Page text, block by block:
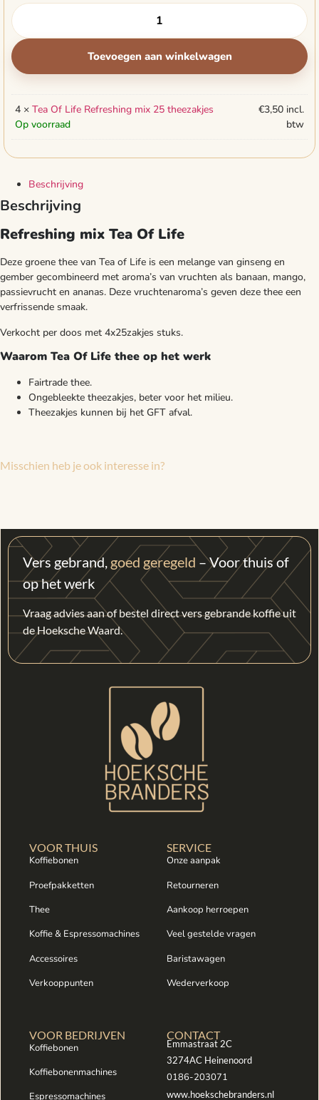
Toevoegen aan winkelwagen
4 × Tea Of Life Refreshing mix 25 theezakjes
Op voorraad
€3,50 incl.
btw
Beschrijving
Beschrijving
Refreshing mix Tea Of Life
Deze groene thee van Tea of Life is een melange van ginseng en
gember gecombineerd met aroma’s van vruchten als banaan, mango,
passievrucht en ananas. Deze vruchtenaroma’s geven deze thee een
verfrissende smaak.
Verkocht per doos met 4x25zakjes stuks.
Waarom Tea Of Life thee op het werk
Fairtrade thee.
Ongebleekte theezakjes, beter voor het milieu.
Theezakjes kunnen bij het GFT afval.
Misschien heb je ook interesse in?
Vers gebrand, goed geregeld – Voor thuis of
op het werk
Vraag advies aan of bestel direct vers gebrande koffie uit
de Hoeksche Waard.
VOOR THUIS
Koffiebonen
Proefpakketten
Thee
Koffie & Espressomachines
Accessoires
Verkooppunten
SERVICE
Onze aanpak
Retourneren
Aankoop herroepen
Veel gestelde vragen
Baristawagen
Wederverkoop
VOOR BEDRIJVEN
Koffiebonen
Koffiebonenmachines
Espressomachines
CONTACT
Emmastraat 2C
3274AC Heinenoord
0186-203071
www.hoekschebranders.nl